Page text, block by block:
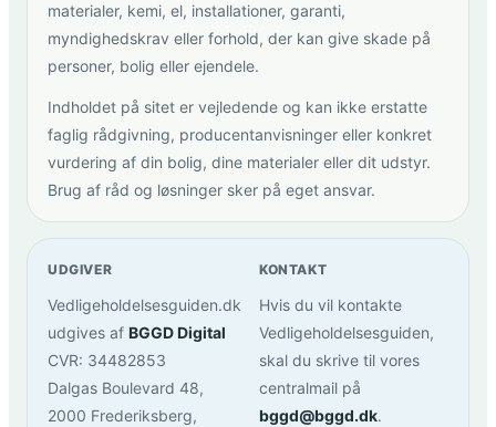
materialer, kemi, el, installationer, garanti,
myndighedskrav eller forhold, der kan give skade på
personer, bolig eller ejendele.
Indholdet på sitet er vejledende og kan ikke erstatte
faglig rådgivning, producentanvisninger eller konkret
vurdering af din bolig, dine materialer eller dit udstyr.
Brug af råd og løsninger sker på eget ansvar.
UDGIVER
Vedligeholdelsesguiden.dk
udgives af BGGD Digital
CVR: 34482853
Dalgas Boulevard 48,
2000 Frederiksberg,
KONTAKT
Hvis du vil kontakte
Vedligeholdelsesguiden,
skal du skrive til vores
centralmail på
bggd@bggd.dk.